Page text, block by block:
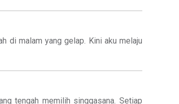
di malam yang gelap. Kini aku melaju
tengah memilih singgasana. Setiap